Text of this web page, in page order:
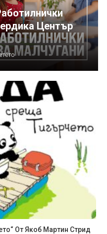
Център
От Якоб Мартин Стрид